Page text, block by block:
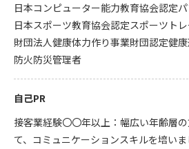
日本コンピューター能力教育協会認定
日本スポーツ教育協会認定スポーツト
財団法人健康体力作り事業財団認定健
防火防災管理者
自己PR
接客業経験〇〇年以上：幅広い年齢層
て、コミュニケーションスキルを培い